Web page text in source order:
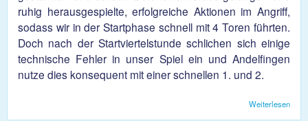
ruhig herausgespielte, erfolgreiche Aktionen im Angriff,
sodass wir in der Startphase schnell mit 4 Toren führten.
Doch nach der Startviertelstunde schlichen sich einige
technische Fehler in unser Spiel ein und Andelfingen
nutze dies konsequent mit einer schnellen 1. und 2.
Weiterlesen